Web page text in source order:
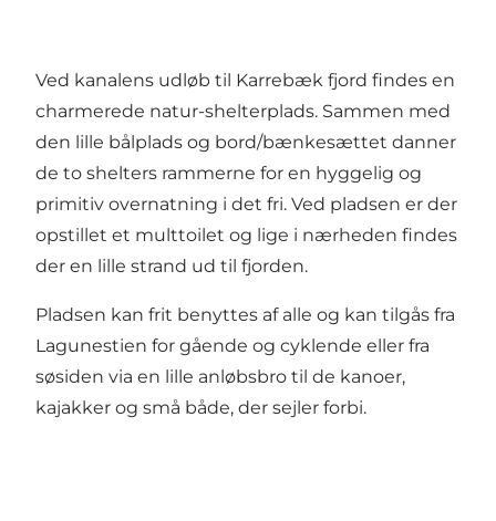
Ved kanalens udløb til Karrebæk fjord findes en
charmerede natur-shelterplads. Sammen med
den lille bålplads og bord/bænkesættet danner
de to shelters rammerne for en hyggelig og
primitiv overnatning i det fri. Ved pladsen er der
opstillet et multtoilet og lige i nærheden findes
der en lille strand ud til fjorden.
Pladsen kan frit benyttes af alle og kan tilgås fra
Lagunestien for gående og cyklende eller fra
søsiden via en lille anløbsbro til de kanoer,
kajakker og små både, der sejler forbi.